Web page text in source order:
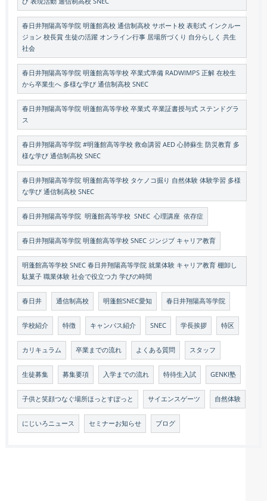
春日井翔陽高等学院 明蓬館高校 通信制高校 サポート校 表彰式 インクルー
ジョン 校長賞 生徒の活躍 オンライン行事 居場所づくり 自分らしく 共生
社会
春日井翔陽高等学院 明蓬館高等学校 卒業式準備 RADWIMPS 正解 在校生
から卒業生へ 多様な学び 通信制高校 SNEC
春日井翔陽高等学院 明蓬館高等学校 卒業式 卒業証書授与式 ステンドグラ
ス
春日井翔陽高等学院 #明蓬館高等学校 救命講習 AED 心肺蘇生 防災教育 多
様な学び 通信制高校 SNEC
春日井翔陽高等学院 明蓬館高等学校 タケノコ掘り 自然体験 体験学習 多様
な学び 通信制高校 SNEC
春日井翔陽高等学院 明蓬館高等学校 SNEC 心理講座 依存症
春日井翔陽高等学院 明蓬館高等学校 SNEC ジンジブ キャリア教育
明蓬館高等学校 SNEC 春日井翔陽高等学院 就業体験 キャリア教育 棚卸し
駄菓子 職業体験 社会で役立つ力 学びの時間
春日井 通信制高校 明蓬館SNEC愛知 春日井翔陽高等学院
学校紹介 特徴 キャンパス紹介 SNEC 学長挨拶 特区
カリキュラム 卒業までの流れ よくある質問 スタッフ
生徒募集 募集要項 入学までの流れ 特待生入試 GENKI塾
子供と笑顔つなぐ場所ほっとすぽっと サイエンスゲーツ 自然体験
にじいろニュース セミナーお知らせ ブログ